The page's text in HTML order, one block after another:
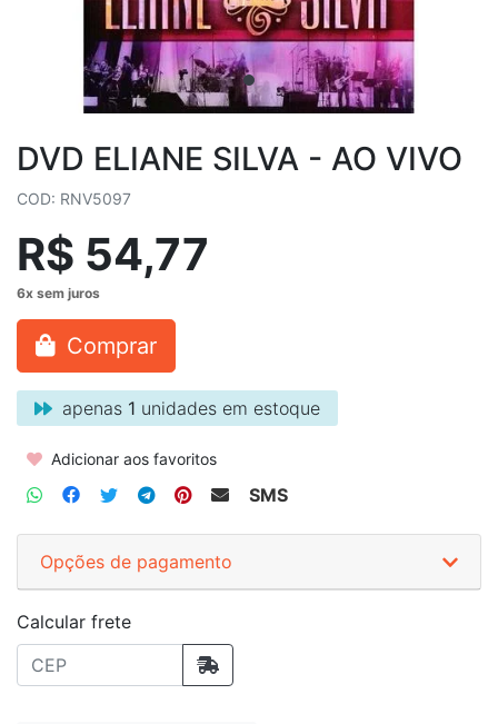
DVD ELIANE SILVA - AO VIVO
COD: RNV5097
R$ 54,77
Comprar
apenas 1 unidades em estoque
Adicionar aos favoritos
SMS
Opções de pagamento
Calcular frete